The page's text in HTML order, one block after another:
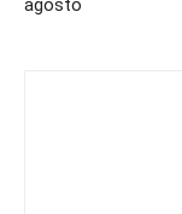
agosto